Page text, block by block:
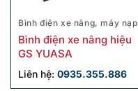
Bình điện xe nâng, máy nạp
Bình điện xe nâng hiệu
GS YUASA
Liên hệ: 0935.355.886